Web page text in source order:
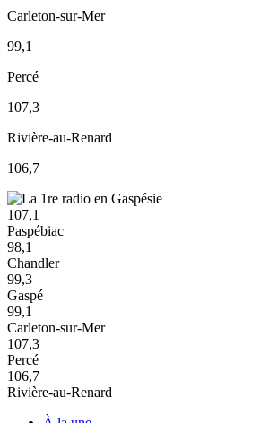
Carleton-sur-Mer
99,1
Percé
107,3
Rivière-au-Renard
106,7
107,1
Paspébiac
98,1
Chandler
99,3
Gaspé
99,1
Carleton-sur-Mer
107,3
Percé
106,7
Rivière-au-Renard